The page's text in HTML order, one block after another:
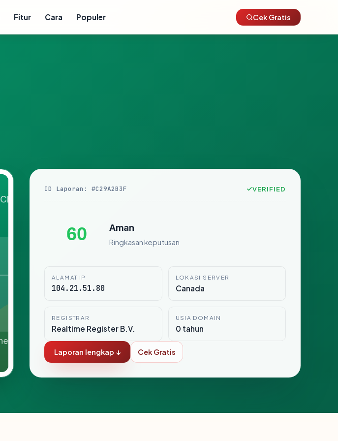
Fitur Cara Populer Cek Gratis
ID Laporan: #C29A2B3F VERIFIED
60 Aman
Ringkasan keputusan
ALAMAT IP
104.21.51.80
LOKASI SERVER
Canada
REGISTRAR
Realtime Register B.V.
USIA DOMAIN
0 tahun
Laporan lengkap ↓ Cek Gratis